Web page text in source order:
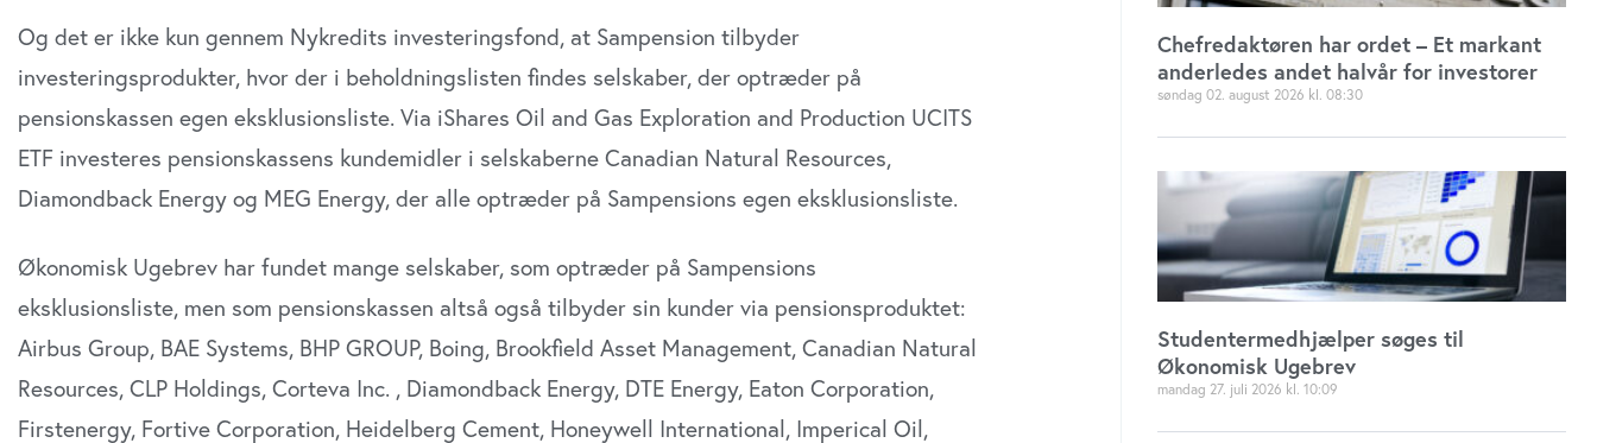
Og det er ikke kun gennem Nykredits investeringsfond, at Sampension tilbyder
investeringsprodukter, hvor der i beholdningslisten findes selskaber, der optræder på
pensionskassen egen eksklusionsliste. Via iShares Oil and Gas Exploration and Production UCITS
ETF investeres pensionskassens kundemidler i selskaberne Canadian Natural Resources,
Diamondback Energy og MEG Energy, der alle optræder på Sampensions egen eksklusionsliste.
Økonomisk Ugebrev har fundet mange selskaber, som optræder på Sampensions
eksklusionsliste, men som pensionskassen altså også tilbyder sin kunder via pensionsproduktet:
Airbus Group, BAE Systems, BHP GROUP, Boing, Brookfield Asset Management, Canadian Natural
Resources, CLP Holdings, Corteva Inc. , Diamondback Energy, DTE Energy, Eaton Corporation,
Firstenergy, Fortive Corporation, Heidelberg Cement, Honeywell International, Imperical Oil,
Chefredaktøren har ordet – Et markant
anderledes andet halvår for investorer
søndag 02. august 2026 08:30
Studentermedhjælper søges til
Økonomisk Ugebrev
mandag 27. juli 2026 10:09